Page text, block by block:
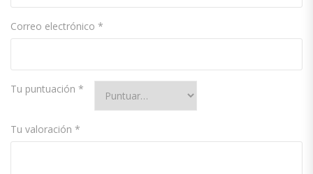
Correo electrónico *
Tu puntuación *
Tu valoración *